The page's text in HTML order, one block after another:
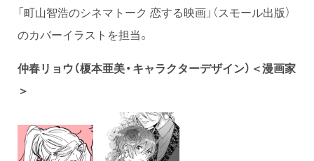
「町山智浩のシネマトーク 恋する映画」（スモール出版）
のカバーイラストを担当。
仲春リョウ（榎本亜美・キャラクターデザイン）＜漫画家
＞